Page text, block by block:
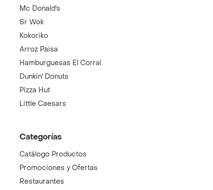
Mc Donald's
Sr Wok
Kokoriko
Arroz Paisa
Hamburguesas El Corral
Dunkin' Donuts
Pizza Hut
Little Caesars
Categorías
Catálogo Productos
Promociones y Ofertas
Restaurantes